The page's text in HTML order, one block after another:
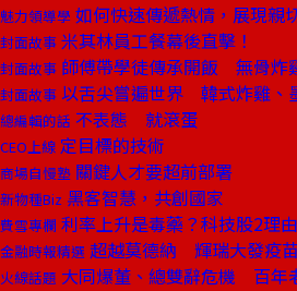
魅力領導學 如何快速傳遞熱情，展現親
封面故事 米其林員工餐幕後直擊！
封面故事 師傅帶學徒傳承開飯 無骨炸
封面故事 以舌尖嘗遍世界 韓式炸雞、
總編輯的話 不表態 就滾蛋
CEO上線 定目標的技術
商場自慢塾 關鍵人才要超前部署
新物種Biz 黑客智慧，共創國家
費雪專欄 利率上升是毒藥？科技股2理
金融時報精選 超越莫德納 輝瑞大發疫
火線話題 大同爆董、總雙辭危機 百年